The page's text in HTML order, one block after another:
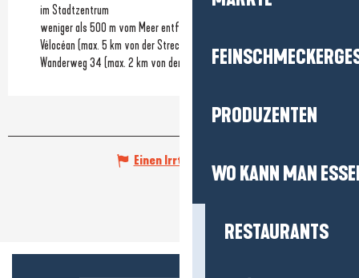
PRODUZENTEN
WO KANN MAN
RESTAURANTS
im Stadtzentrum
weniger als 500 m vom Meer entfernt
Vélocéan (max. 5 km von der Strecke entfernt)
Wanderweg 34 (max. 2 km von der Strecke entfernt)
Einen Irrtum angeben